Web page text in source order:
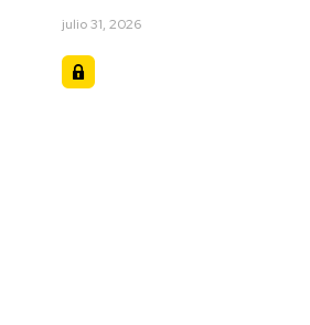
julio 31, 2026